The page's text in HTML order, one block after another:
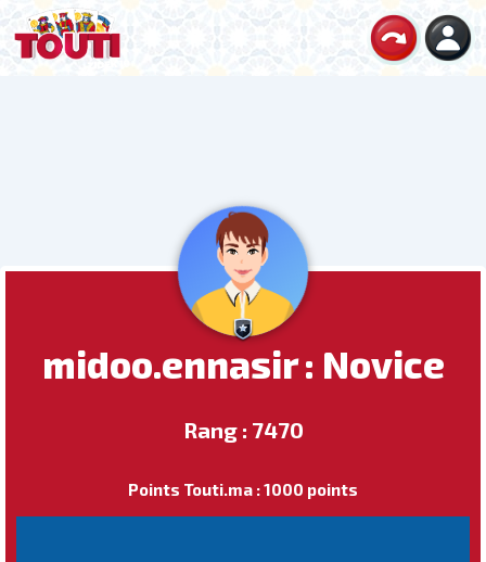
midoo.ennasir : Novice
Rang : 7470
Points Touti.ma : 1000 points